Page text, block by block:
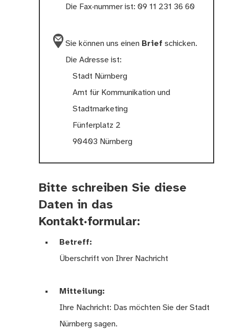
Die Fax·nummer ist: 09 11 231 36 60
Sie können uns einen Brief schicken.
Die Adresse ist:
Stadt Nürnberg
Amt für Kommunikation und
Stadtmarketing
Fünferplatz 2
90403 Nürnberg
Bitte schreiben Sie diese
Daten in das
Kontakt∙formular:
Betreff:
Überschrift von Ihrer Nachricht
Mitteilung:
Ihre Nachricht: Das möchten Sie der Stadt
Nürnberg sagen.